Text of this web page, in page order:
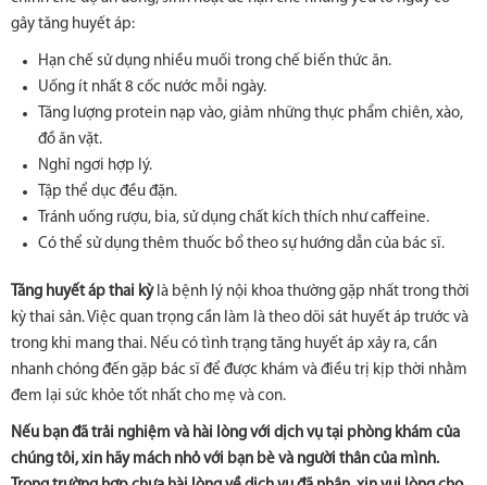
gây tăng huyết áp:
Hạn chế sử dụng nhiều muối trong chế biến thức ăn.
Uống ít nhất 8 cốc nước mỗi ngày.
Tăng lượng protein nạp vào, giảm những thực phẩm chiên, xào,
đồ ăn vặt.
Nghỉ ngơi hợp lý.
Tập thể dục đều đặn.
Tránh uống rượu, bia, sử dụng chất kích thích như caffeine.
Có thể sử dụng thêm thuốc bổ theo sự hướng dẫn của bác sĩ.
Tăng huyết áp thai kỳlà bệnh lý nội khoa thường gặp nhất trong thời
kỳ thai sản. Việc quan trọng cần làm là theo dõi sát huyết áp trước và
trong khi mang thai. Nếu có tình trạng tăng huyết áp xảy ra, cần
nhanh chóng đến gặp bác sĩ để được khám và điều trị kịp thời nhằm
đem lại sức khỏe tốt nhất cho mẹ và con.
Nếu bạn đã trải nghiệm và hài lòng với dịch vụ tại phòng khám của
chúng tôi, xin hãy mách nhỏ với bạn bè và người thân của mình.